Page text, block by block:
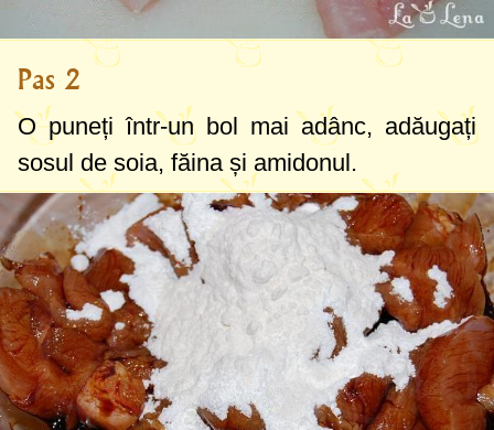
Pas 2
O puneți într-un bol mai adânc, adăugați
sosul de soia, făina și amidonul.